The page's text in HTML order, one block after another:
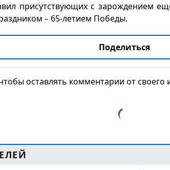
присутствующих с зарождением
– 65-летием Победы.
Поделиться
оставлять комментарии от своего